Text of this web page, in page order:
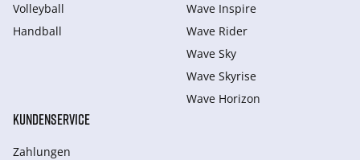
Volleyball
Handball
Wave Inspire
Wave Rider
Wave Sky
Wave Skyrise
Wave Horizon
KUNDENSERVICE
Zahlungen